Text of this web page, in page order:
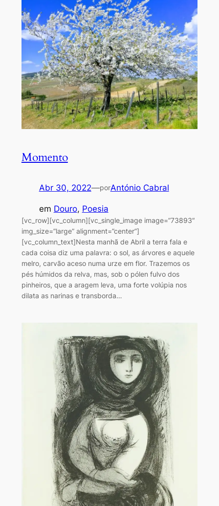
Momento
Abr 30, 2022—porAntónio Cabral
em Douro, Poesia
[vc_row][vc_column][vc_single_image image=”73893″
img_size=”large” alignment=”center”]
[vc_column_text]Nesta manhã de Abril a terra fala e
cada coisa diz uma palavra: o sol, as árvores e aquele
melro, carvão aceso numa urze em flor. Trazemos os
pés húmidos da relva, mas, sob o pólen fulvo dos
pinheiros, que a aragem leva, uma forte volúpia nos
dilata as narinas e transborda…